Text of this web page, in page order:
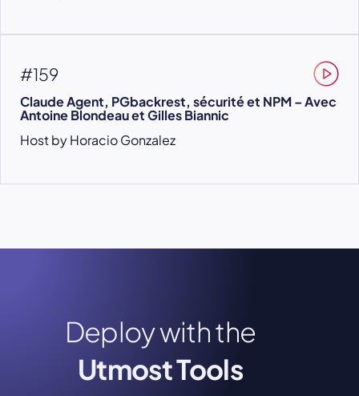
#159
Claude Agent, PGbackrest, sécurité et NPM – Avec
Antoine Blondeau et Gilles Biannic
Host by Horacio Gonzalez
Deploy with the
Utmost Tools